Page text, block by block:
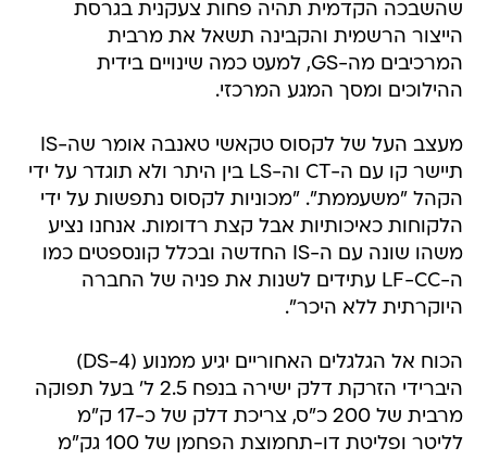
שהשבכה הקדמית תהיה פחות צעקנית בגרסת
הייצור הרשמית והקבינה תשאל את מרבית
המרכיבים מה-GS, למעט כמה שינויים בידית
ההילוכים ומסך המגע המרכזי.
מעצב העל של לקסוס טקאשי טאנבה אומר שה-IS
תיישר קו עם ה-CT וה-LS בין היתר ולא תוגדר על ידי
הקהל "משעממת". "מכוניות לקסוס נתפשות על ידי
הלקוחות כאיכותיות אבל קצת רדומות. אנחנו נציע
משהו שונה עם ה-IS החדשה ובכלל קונספטים כמו
ה-LF-CC עתידים לשנות את פניה של החברה
היוקרתית ללא היכר".
הכוח אל הגלגלים האחוריים יגיע ממנוע (DS-4)
היברידי הזרקת דלק ישירה בנפח 2.5 ל' בעל תפוקה
מרבית של 200 כ"ס, צריכת דלק של כ-17 ק"מ
לליטר ופליטת דו-תחמוצת הפחמן של 100 גק"מ